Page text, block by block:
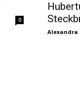
0
Alexandra